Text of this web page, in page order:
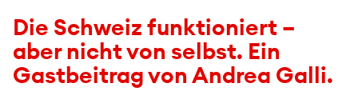
Die Schweiz funktioniert –
aber nicht von selbst. Ein
Gastbeitrag von Andrea Galli.